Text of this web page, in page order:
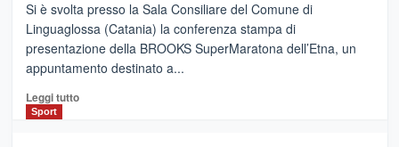
Al
via
i
collegamenti
Si è svolta presso la Sala Consiliare del Comune di
Linguaglossa (Catania) la conferenza stampa di
presentazione della BROOKS SuperMaratona dell’Etna, un
appuntamento destinato a...
Leggi tuttoLeggi
Sport